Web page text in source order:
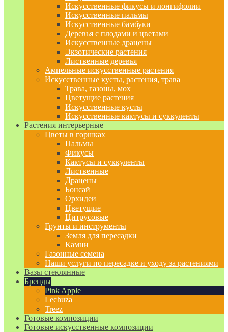
Искусственные фикусы и лонгифолии
Искусственные пальмы
Искусственные бамбуки
Деревья с плодами и цветами
Искусственные драцены
Экзотические растения
Лиственные деревья
Ампельные искусственные растения
Искусственные кусты, растения, трава
Трава, газоны, мох
Цветущие растения
Искусственные кусты
Искусственные кактусы и суккуленты
Растения интерьерные
Цветы в горшках
Пальмы
Фикусы
Кактусы и суккуленты
Лиственные
Драцены
Бонсай
Орхидеи
Цветущие
Цитрусовые
Грунты и инструменты
Земля для пересадки
Камни
Газонные семена
Наши услуги по пересадке и уходу за растениями
Вазы стеклянные
Бренды
Pink Apple
Lechuza
Treez
Готовые композиции
Готовые искусственные композиции